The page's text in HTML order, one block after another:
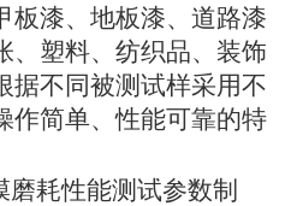
板漆、地板漆、道路漆
、塑料、纺织品、装饰
据不同被测试样采用不
作简单、性能可靠的特
磨耗性能测试参数制